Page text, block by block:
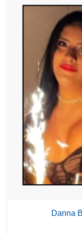
Danna